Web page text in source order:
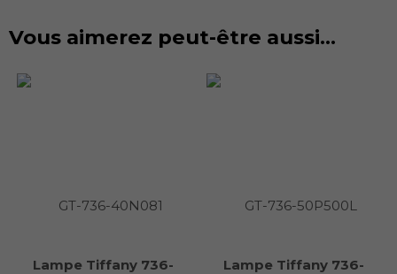
Vous aimerez peut-être aussi…
Lampe Tiffany 736-
Lampe Tiffany 736-